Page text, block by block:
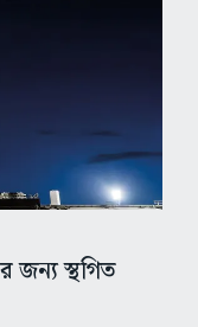
জন্য স্থগিত